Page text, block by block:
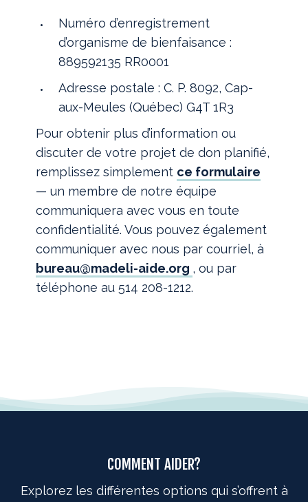
Numéro d’enregistrement
d’organisme de bienfaisance :
889592135 RR0001
Adresse postale : C. P. 8092, Cap-
aux-Meules (Québec) G4T 1R3
Pour obtenir plus d’information ou
discuter de votre projet de don planifié,
remplissez simplement ce formulaire
— un membre de notre équipe
communiquera avec vous en toute
confidentialité. Vous pouvez également
communiquer avec nous par courriel, à
bureau@madeli-aide.org , ou par
téléphone au 514 208-1212.
COMMENT AIDER?
Explorez les différentes options qui s’offrent à